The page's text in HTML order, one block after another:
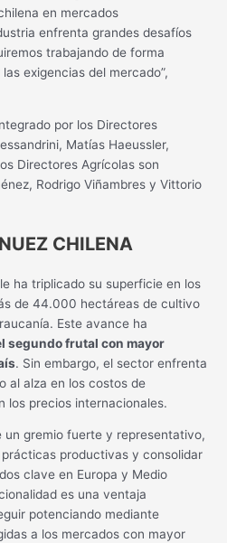
en mercados
enfrenta grandes desafíos
trabajando de forma
exigencias del mercado”,
por los Directores
Matías Haeussler,
Directores Agrícolas son
Rodrigo Viñambres y Vittorio
CHILENA
ha triplicado su superficie en los
de 44.000 hectáreas de cultivo
Este avance ha
segundo frutal con mayor
. Sin embargo, el sector enfrenta
al alza en los costos de
los precios internacionales.
un gremio fuerte y representativo,
productivas y consolidar
clave en Europa y Medio
es una ventaja
potenciando mediante
a los mercados con mayor